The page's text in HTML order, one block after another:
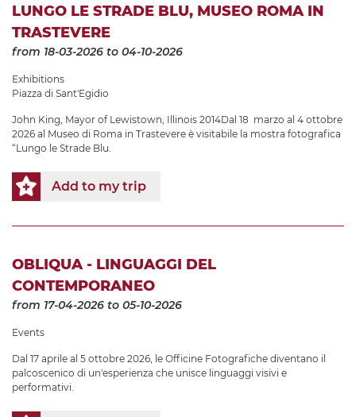
LUNGO LE STRADE BLU, MUSEO ROMA IN
TRASTEVERE
from 18-03-2026 to 04-10-2026
Exhibitions
Piazza di Sant'Egidio
John King, Mayor of Lewistown, Illinois 2014Dal 18 marzo al 4 ottobre
2026 al Museo di Roma in Trastevere è visitabile la mostra fotografica
“Lungo le Strade Blu.
Add to my trip
OBLIQUA - LINGUAGGI DEL
CONTEMPORANEO
from 17-04-2026 to 05-10-2026
Events
Dal 17 aprile al 5 ottobre 2026, le Officine Fotografiche diventano il
palcoscenico di un'esperienza che unisce linguaggi visivi e
performativi.